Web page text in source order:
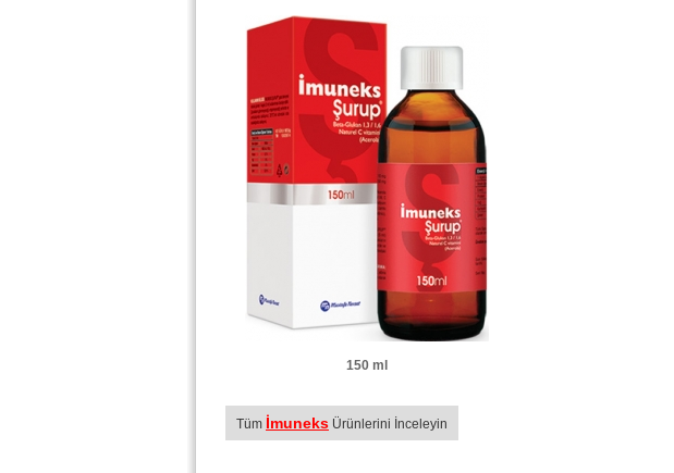
150 ml
Tüm İmuneks Ürünlerini İnceleyin